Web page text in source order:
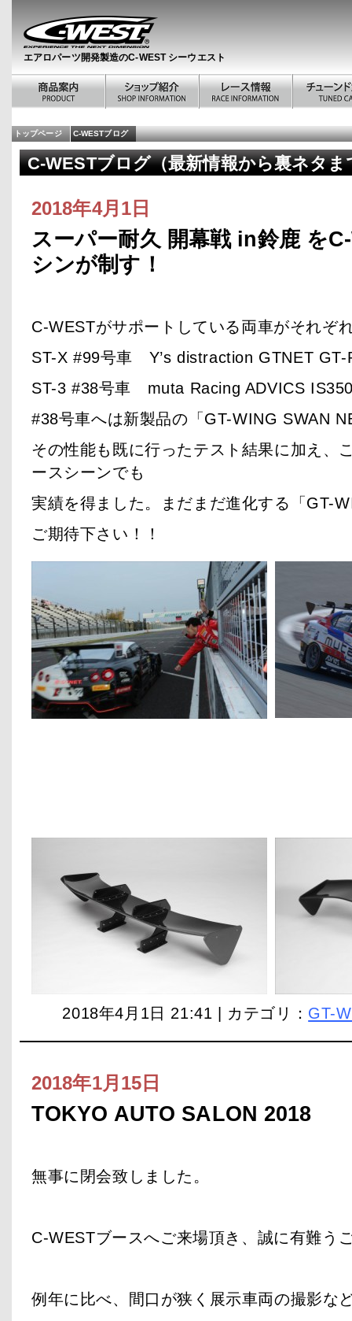
エアロパーツ開発製造のC-WEST シーウエスト
トップページ C-WESTブログ
C-WESTブログ（最新情報から裏ネタま
2018年4月1日
スーパー耐久 開幕戦 in鈴鹿 を
シンが制す！
C-WESTがサポートしている両車がそれぞ
ST-X #99号車 Y’s distraction GTNET GT-
ST-3 #38号車 muta Racing ADVICS
#38号車へは新製品の「GT-WING SWAN
その性能も既に行ったテスト結果に加え、
ースシーンでも
実績を得ました。まだまだ進化する「GT-
ご期待下さい！！
2018年4月1日 21:41 | カテゴリ： GT-
2018年1月15日
TOKYO AUTO SALON 2018
無事に閉会致しました。
C-WESTブースへご来場頂き、誠に有難う
例年に比べ、間口が狭く展示車両の撮影な